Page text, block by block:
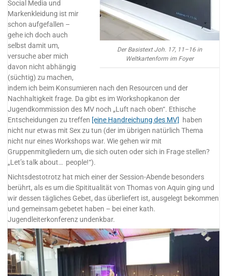
Der Basistext Joh. 17, 11–16 in
Weltkartenform im Foyer
Social Media und
Markenkleidung ist mir
schon aufgefallen –
gehe ich doch auch
selbst damit um,
versuche aber mich
davon nicht abhängig
(süchtig) zu machen,
indem ich beim Konsumieren nach den Resourcen und der
Nachhaltigkeit frage. Da gibt es im Workshopkanon der
Jugendkommission des MV noch „Luft nach oben“. Ethische
Entscheidungen zu treffen [eine Handreichung des MV] haben
nicht nur etwas mit Sex zu tun (der im übrigen natürlich Thema
nicht nur eines Workshops war. Wie gehen wir mit
Gruppenmitgliedern um, die sich outen oder sich in Frage stellen?
„Let’s talk about… people!“).
Nichtsdestotrotz hat mich einer der Session-Abende besonders
berührt, als es um die Spititualität von Thomas von Aquin ging und
wir dessen tägliches Gebet, das überliefert ist, ausgelegt bekommen
und gemeinsam gebetet haben – bei einer kath.
Jugendleiterkonferenz undenkbar.